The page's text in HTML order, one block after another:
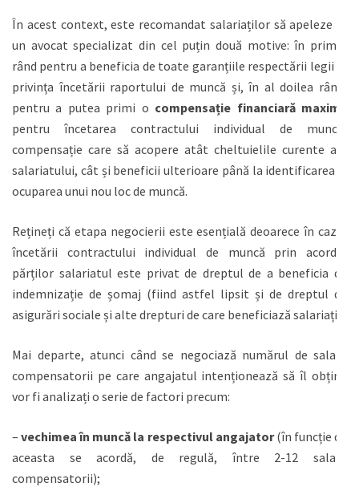
În acest context, este recomandat salariaților să apeleze la
un avocat specializat din cel puțin două motive: în primul
rând pentru a beneficia de toate garanțiile respectării legii în
privința încetării raportului de muncă și, în al doilea rând,
pentru a putea primi o compensație financiară maximă
pentru încetarea contractului individual de muncă,
compensație care să acopere atât cheltuielile curente ale
salariatului, cât și beneficii ulterioare până la identificarea și
ocuparea unui nou loc de muncă.
Rețineți că etapa negocierii este esențială deoarece în cazul
încetării contractului individual de muncă prin acordul
părților salariatul este privat de dreptul de a beneficia de
indemnizație de șomaj (fiind astfel lipsit și de dreptul de
asigurări sociale și alte drepturi de care beneficiază salariații).
Mai departe, atunci când se negociază numărul de salarii
compensatorii pe care angajatul intenționează să îl obțină
vor fi analizați o serie de factori precum:
–vechimea în muncă la respectivul angajator(în funcție de
aceasta se acordă, de regulă, între 2-12 salarii
compensatorii);